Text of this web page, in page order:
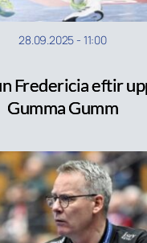
28.09.2025 - 11:00
Fredericia eftir
Gumma Gumm